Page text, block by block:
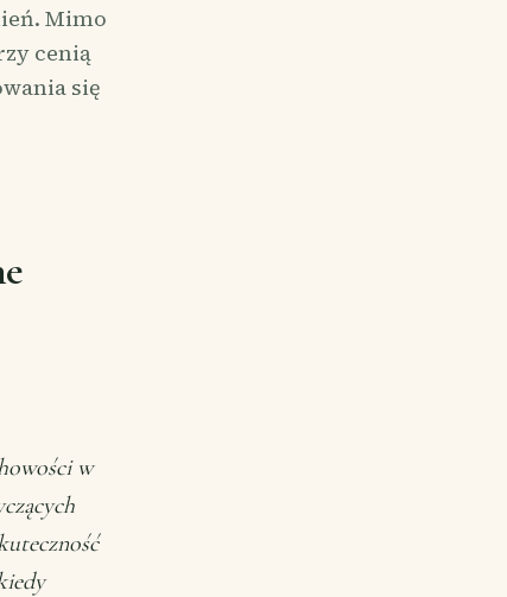
Mimo
cenią
się
w